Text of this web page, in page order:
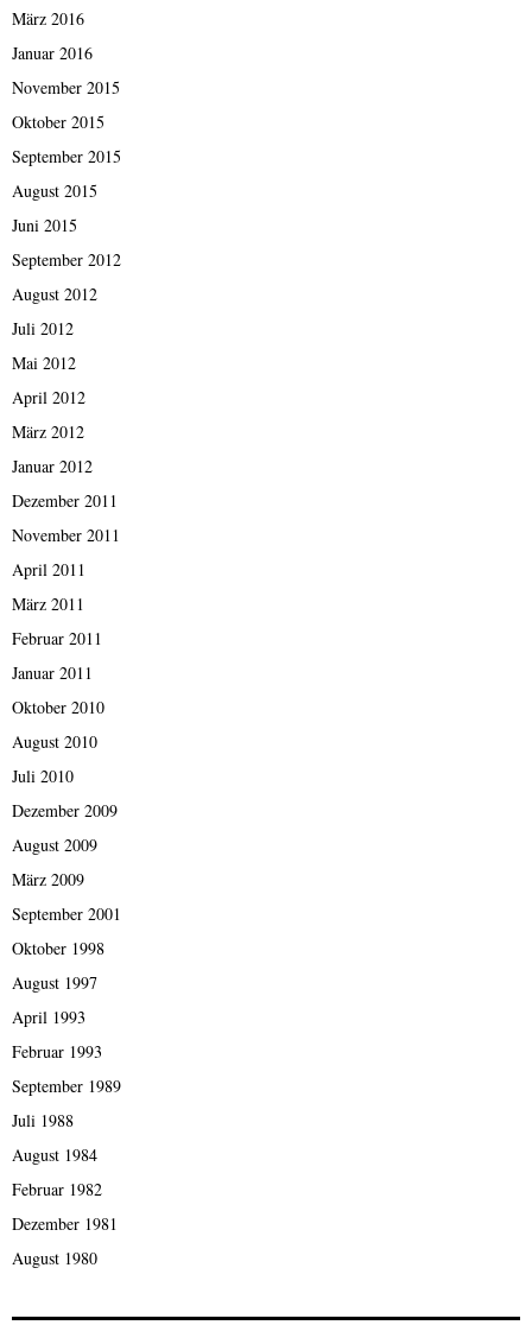
März 2016
Januar 2016
November 2015
Oktober 2015
September 2015
August 2015
Juni 2015
September 2012
August 2012
Juli 2012
Mai 2012
April 2012
März 2012
Januar 2012
Dezember 2011
November 2011
April 2011
März 2011
Februar 2011
Januar 2011
Oktober 2010
August 2010
Juli 2010
Dezember 2009
August 2009
März 2009
September 2001
Oktober 1998
August 1997
April 1993
Februar 1993
September 1989
Juli 1988
August 1984
Februar 1982
Dezember 1981
August 1980